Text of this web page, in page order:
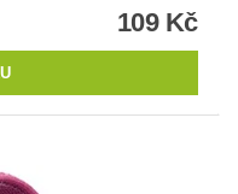
109 Kč